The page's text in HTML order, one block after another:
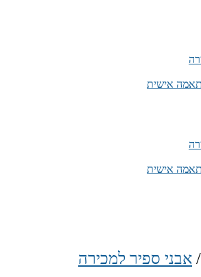
אישית
אישית
/ אבני ספיר למכירה